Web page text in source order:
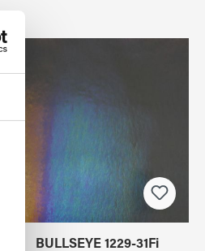
BULLSEYE 1229-31Fi